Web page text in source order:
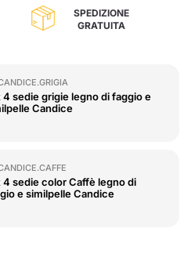
SPEDIZIONE
GRATUITA
4 sedie grigie legno di faggio e
Candice
4 sedie color Caffè legno di
e similpelle Candice